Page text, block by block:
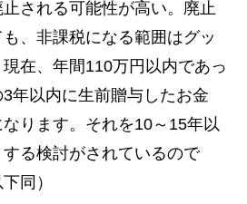
止される可能性が高い。廃止
、非課税になる範囲はグッ
在、年間110万円以内であっ
年以内に生前贈与したお金
ります。それを10～15年以
る検討がされているので
同）